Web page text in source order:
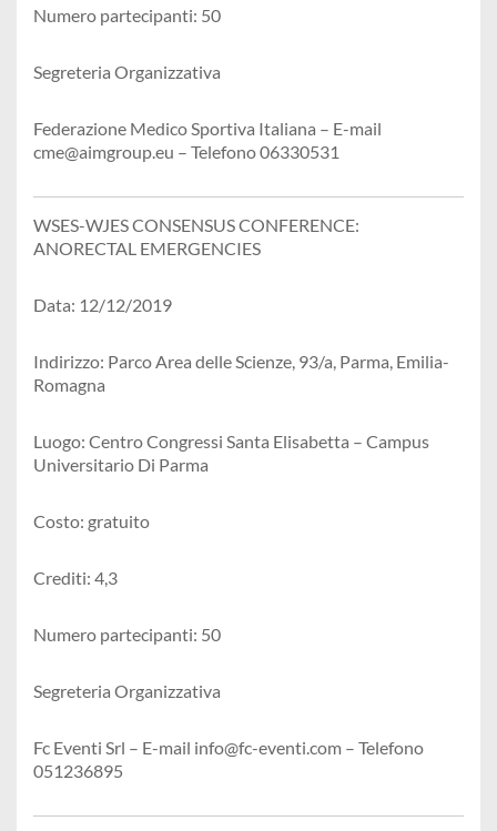
Numero partecipanti: 50
Segreteria Organizzativa
Federazione Medico Sportiva Italiana – E-mail
cme@aimgroup.eu – Telefono 06330531
WSES-WJES CONSENSUS CONFERENCE:
ANORECTAL EMERGENCIES
Data: 12/12/2019
Indirizzo: Parco Area delle Scienze, 93/a, Parma, Emilia-
Romagna
Luogo: Centro Congressi Santa Elisabetta – Campus
Universitario Di Parma
Costo: gratuito
Crediti: 4,3
Numero partecipanti: 50
Segreteria Organizzativa
Fc Eventi Srl – E-mail info@fc-eventi.com – Telefono
051236895